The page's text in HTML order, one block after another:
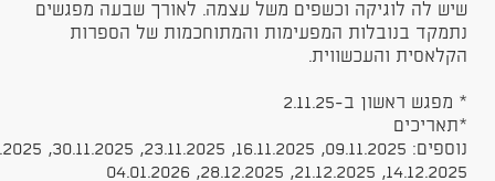
שיש לה לוגיקה וכשפים משל עצמה. לאורך שבעה מפגשים
נתמקד בנובלות המפעימות והמתוחכמות של הספרות
הקלאסית והעכשווית.
* מפגש ראשון ב-2.11.25
*תאריכים
נוספים: 09.11.2025, 16.11.2025, 23.11.2025, 30.11.2025, 07.12.2025,
14.12.2025, 21.12.2025, 28.12.2025, 04.01.2026​